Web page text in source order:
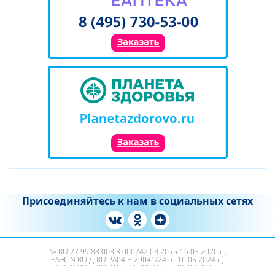
Присоединяйтесь к нам в социальных сетях
№ RU.77.99.88.003.R.000742.03.20 от 16.03.2020 г.,
ЕАЭС N RU Д‑RU.PA04.B.29041/24 от 16.05.2024 г.,